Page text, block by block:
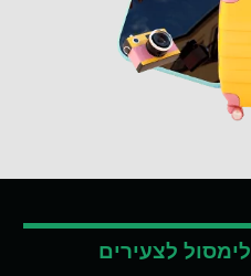
לימסול לצעירים